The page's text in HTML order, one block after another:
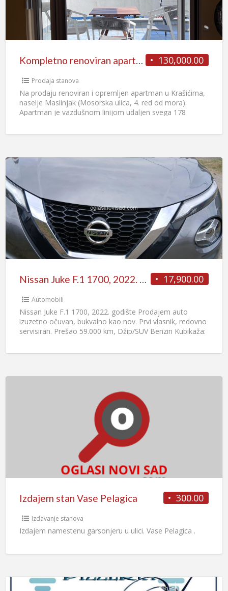
130,000.00
Kompletno renoviran apartman sa pogledom na Boku – Krašići (52m²)
Prodaja stanova
Na prodaju renoviran i opremljen apartman u Krašićima,
naselje Maslinjak (Mosorska ulica, 4. red od mora).
Apartman je vazdušnom linijom udaljen svega 178
17,900.00
Nissan Juke F.1 1700, 2022. godište
Automobili
Nissan Juke F.1 1700, 2022. godište Prodajem auto
izuzetno očuvan, bukvalno kao nov. Prvi vlasnik, redovno
servisiran. Prešao 59.000 km, Džip/SUV Benzin Kubikaža:
300.00
Izdajem stan Vase Pelagica
Izdavanje stanova
Izdajem namestenu garsonjeru u ulici. Vase Pelagica .